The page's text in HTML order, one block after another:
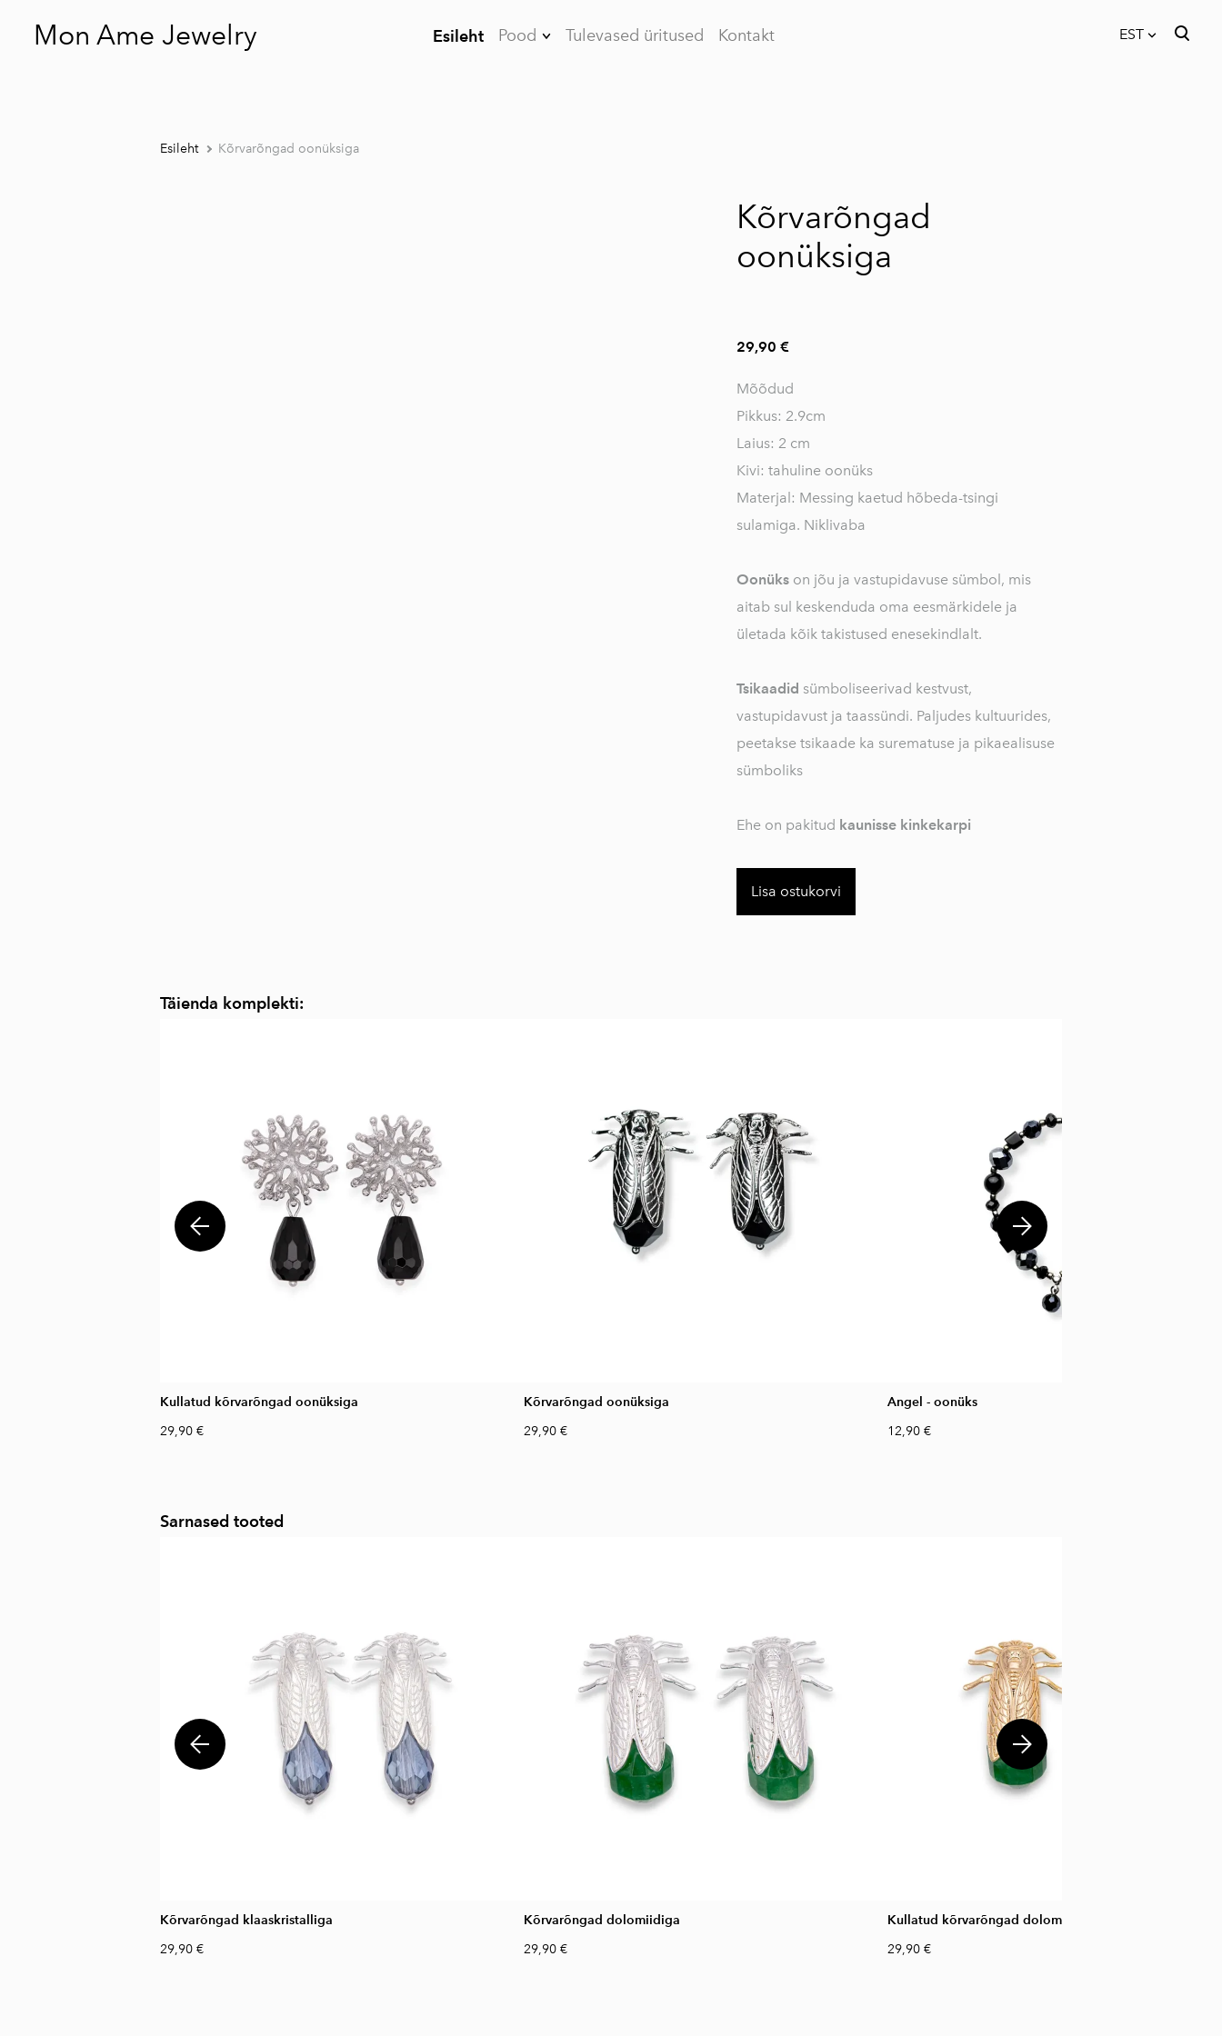
Mon Ame Jewelry Esileht Pood Tulevased üritused Kontakt EST
Esileht Kõrvarõngad oonüksiga
Kõrvarõngad
oonüksiga
29,90 €
Mõõdud
Pikkus: 2.9cm
Laius: 2 cm
Kivi: tahuline oonüks
Materjal: Messing kaetud hõbeda-tsingi
sulamiga. Niklivaba
Oonükson jõu ja vastupidavuse sümbol, mis
aitab sul keskenduda oma eesmärkidele ja
ületada kõik takistused enesekindlalt.
Tsikaadid sümboliseerivad kestvust,
vastupidavust ja taassündi. Paljudes kultuurides,
peetakse tsikaade ka surematuse ja pikaealisuse
sümboliks
Ehe on pakitud kaunisse kinkekarpi
Lisa ostukorvi
Täienda komplekti:
Kullatud kõrvarõngad oonüksiga
29,90 €
Kõrvarõngad oonüksiga
29,90 €
Angel - oonüks
12,90 €
Sarnased tooted
Kõrvarõngad klaaskristalliga
29,90 €
Kõrvarõngad dolomiidiga
29,90 €
Kullatud kõrvarõngad dolomiidiga
29,90 €